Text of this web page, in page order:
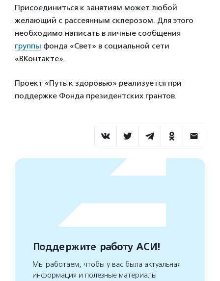
Присоединиться к занятиям может любой
желающий с рассеянным склерозом. Для этого
необходимо написать в личные сообщения
группы фонда «Свет» в социальной сети
«ВКонтакте».
Проект «Путь к здоровью» реализуется при
поддержке Фонда президентских грантов.
Поддержите работу АСИ!
Мы работаем, чтобы у вас была актуальная
информация и полезные материалы